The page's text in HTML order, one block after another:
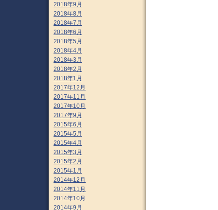
2018年9月
2018年8月
2018年7月
2018年6月
2018年5月
2018年4月
2018年3月
2018年2月
2018年1月
2017年12月
2017年11月
2017年10月
2017年9月
2015年6月
2015年5月
2015年4月
2015年3月
2015年2月
2015年1月
2014年12月
2014年11月
2014年10月
2014年9月